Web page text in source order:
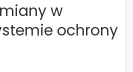
w
ochrony